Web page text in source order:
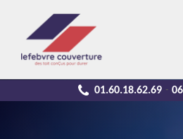
01.60.18.62.69 -